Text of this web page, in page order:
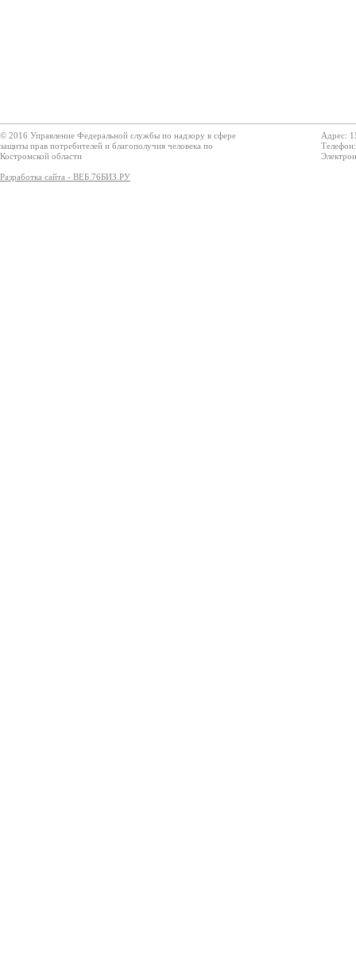
© 2016 Управление Федеральной службы по надзору в сфере
защиты прав потребителей и благополучия человека по
Костромской области
Разработка сайта - ВЕБ.76БИЗ.РУ
Адрес: